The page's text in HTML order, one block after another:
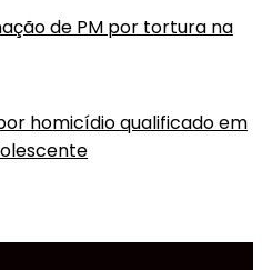
de PM por tortura na
homicídio qualificado em